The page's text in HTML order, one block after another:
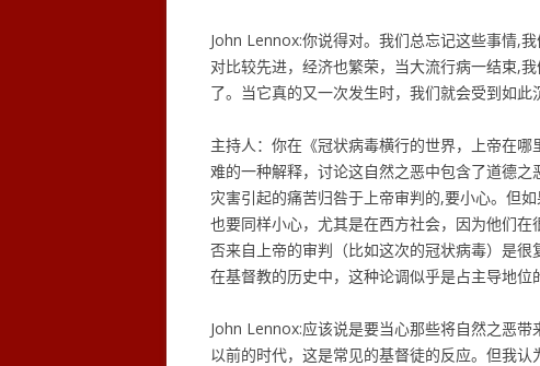
John Lennox:你说得对。我们总忘记这些事情,
对比较先进，经济也繁荣，当大流行病一结束,
了。当它真的又一次发生时，我们就会受到如此
主持人：你在《冠状病毒横行的世界，上帝在
难的一种解释，讨论这自然之恶中包含了道德
灾害引起的痛苦归咎于上帝审判的,要小心。但
也要同样小心，尤其是在西方社会，因为他们
否来自上帝的审判（比如这次的冠状病毒）是
在基督教的历史中，这种论调似乎是占主导地位
John Lennox:应该说是要当心那些将自然之恶
以前的时代，这是常见的基督徒的反应。但我